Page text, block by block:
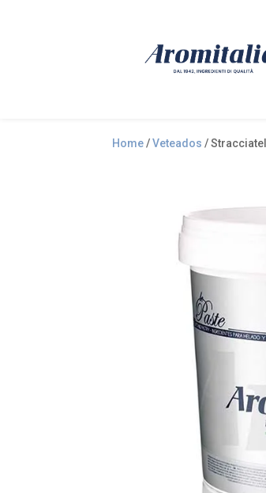
Home/Veteados /